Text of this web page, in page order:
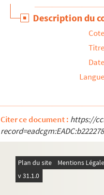
Description du
Cote
Titre
Date
Langue
Citer ce document : https://
Plan du site Mentions
v 31.1.0